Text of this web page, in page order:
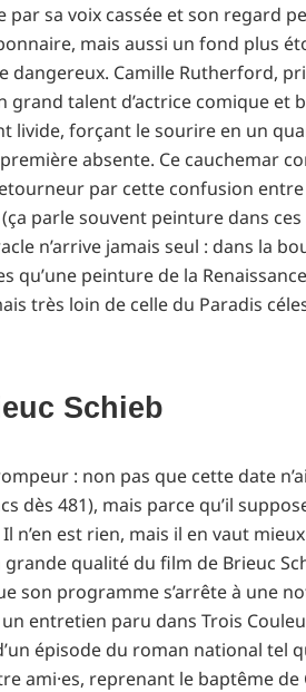
par sa voix cassée et son regard
mais aussi un fond plus
dangereux. Camille Rutherford,
grand talent d’actrice comique et
livide, forçant le sourire en un
absente. Ce cauchemar
par cette confusion
parle souvent peinture dans
n’arrive jamais seul : dans la
qu’une peinture de la
très loin de celle du Paradis
Schieb
: non pas que cette date
dès 481), mais parce qu’il
n’en est rien, mais il en vaut
grande qualité du film de Brieuc
son programme s’arrête à une
entretien paru dans Trois
épisode du roman national tel
ami·es, reprenant le baptême